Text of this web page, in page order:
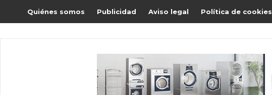
Quiénes somos Publicidad Aviso legal Política de cookies